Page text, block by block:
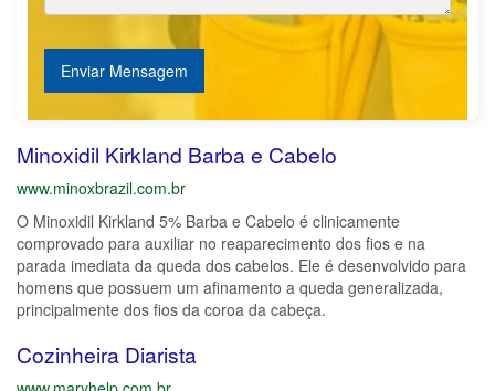
Enviar Mensagem
Minoxidil Kirkland Barba e Cabelo
www.minoxbrazil.com.br
O Minoxidil Kirkland 5% Barba e Cabelo é clinicamente
comprovado para auxiliar no reaparecimento dos fios e na
parada imediata da queda dos cabelos. Ele é desenvolvido para
homens que possuem um afinamento a queda generalizada,
principalmente dos fios da coroa da cabeça.
Cozinheira Diarista